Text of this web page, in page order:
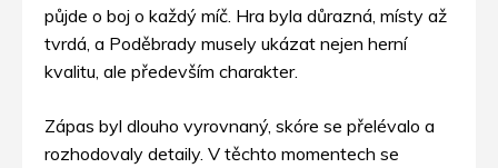
půjde o boj o každý míč. Hra byla důrazná, místy až
tvrdá, a Poděbrady musely ukázat nejen herní
kvalitu, ale především charakter.
Zápas byl dlouho vyrovnaný, skóre se přelévalo a
rozhodovaly detaily. V těchto momentech se